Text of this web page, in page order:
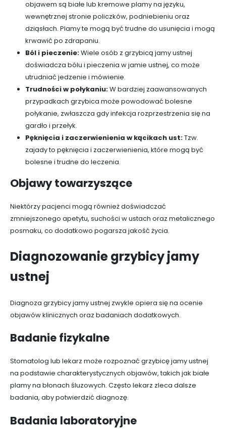
objawem są białe lub kremowe plamy na języku,
wewnętrznej stronie policzków, podniebieniu oraz
dziąsłach. Plamy te mogą być trudne do usunięcia i mogą
krwawić po zdrapaniu.
Ból i pieczenie:Wiele osób z grzybicą jamy ustnej
doświadcza bólu i pieczenia w jamie ustnej, co może
utrudniać jedzenie i mówienie.
Trudności w połykaniu:W bardziej zaawansowanych
przypadkach grzybica może powodować bolesne
połykanie, zwłaszcza gdy infekcja rozprzestrzenia się na
gardło i przełyk.
Pęknięcia i zaczerwienienia w kącikach ust:Tzw.
zajady to pęknięcia i zaczerwienienia, które mogą być
bolesne i trudne do leczenia.
Objawy towarzyszące
Niektórzy pacjenci mogą również doświadczać
zmniejszonego apetytu, suchości w ustach oraz metalicznego
posmaku, co dodatkowo pogarsza jakość życia.
Diagnozowanie grzybicy jamy
ustnej
Diagnoza grzybicy jamy ustnej zwykle opiera się na ocenie
objawów klinicznych oraz badaniach dodatkowych.
Badanie fizykalne
Stomatolog lub lekarz może rozpoznać grzybicę jamy ustnej
na podstawie charakterystycznych objawów, takich jak białe
plamy na błonach śluzowych. Często lekarz zleca dalsze
badania, aby potwierdzić diagnozę.
Badania laboratoryjne